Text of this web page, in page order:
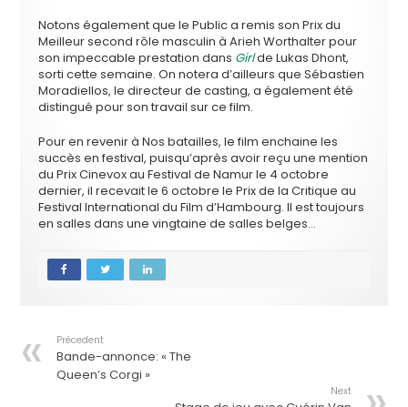
Notons également que le Public a remis son Prix du
Meilleur second rôle masculin à Arieh Worthalter pour
son impeccable prestation dans Girlde Lukas Dhont,
sorti cette semaine. On notera d’ailleurs que Sébastien
Moradiellos, le directeur de casting, a également été
distingué pour son travail sur ce film.
Pour en revenir à Nos batailles, le film enchaine les
succès en festival, puisqu’après avoir reçu une mention
du Prix Cinevox au Festival de Namur le 4 octobre
dernier, il recevait le 6 octobre le Prix de la Critique au
Festival International du Film d’Hambourg. Il est toujours
en salles dans une vingtaine de salles belges…
Précedent
Bande-annonce: « The
Queen’s Corgi »
Next